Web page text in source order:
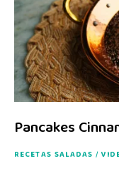
Pancakes
RECETAS SALADAS /